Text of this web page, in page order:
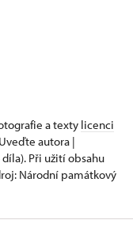
a texty licenci
autora |
Při užití obsahu
Národní památkový